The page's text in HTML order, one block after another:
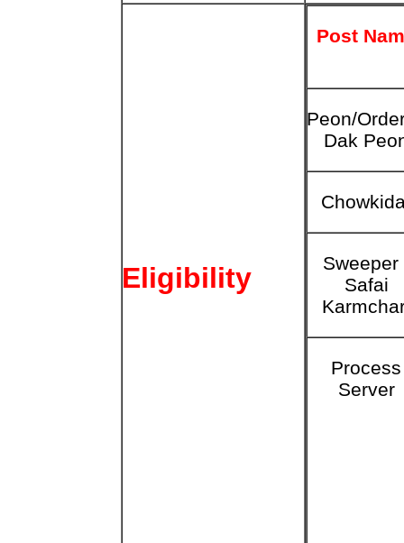
Eligibility
Post
Peon/
Dak
Sweeper
Safai
Process
Server